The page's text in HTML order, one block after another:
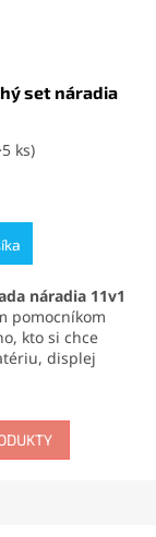
set náradia
ks)
náradia 11v1
pomocníkom
kto si chce
displej
prísavku
karty. Vďaka
aj v